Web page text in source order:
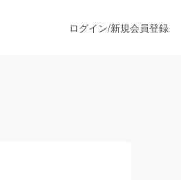
ログイン/新規会員登録